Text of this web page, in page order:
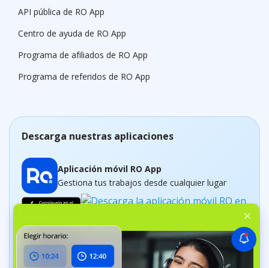
API pública de RO App
Centro de ayuda de RO App
Programa de afiliados de RO App
Programa de referidos de RO App
Descarga nuestras aplicaciones
Aplicación móvil RO App
Gestiona tus trabajos desde cualquier lugar
Aplicación Dashboard
Realiza un control del negocio en tiempo real